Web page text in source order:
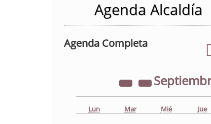
Agenda Alcaldía
Agenda Completa
Lun Mar Mié Jue